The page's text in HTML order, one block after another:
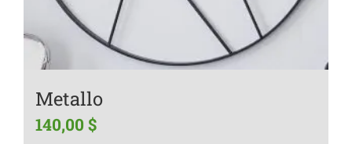
Metallo
140,00 $